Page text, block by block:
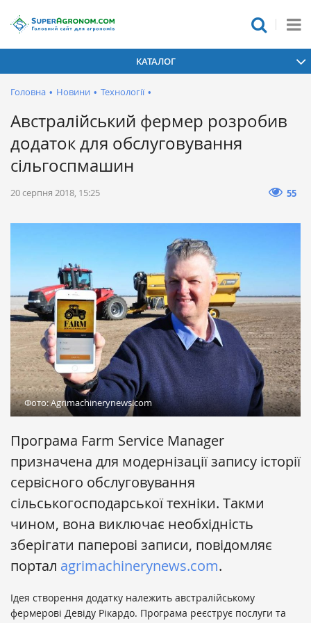
КАТАЛОГ
Головна • Новини • Технології •
Австралійський фермер розробив
додаток для обслуговування
сільгоспмашин
20 серпня 2018, 15:25 55
Фото: Agrimachinerynews.com
Програма Farm Service Manager
призначена для модернізації запису історії
сервісного обслуговування
сільськогосподарської техніки. Такми
чином, вона виключає необхідність
зберігати паперові записи, повідомляє
портал agrimachinerynews.com.
Ідея створення додатку належить австралійському
фермерові Девіду Рікардо. Програма реєструє послуги та